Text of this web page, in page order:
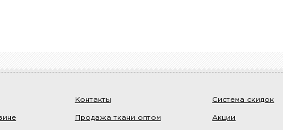
Контакты
Продажа ткани оптом
Система скидок
Акции